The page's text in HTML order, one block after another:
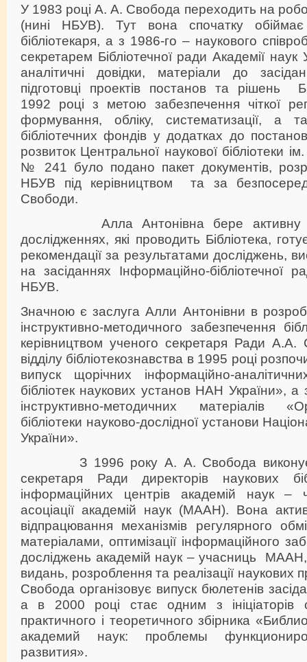
У 1983 році А. А. Свобода переходить на
(нині НБУВ). Тут вона спочатку обіймає
бібліотекаря, а з 1986-го – наукового
секретарем Бібліотечної ради Академії наук
аналітичні довідки, матеріали до
підготовці проектів постанов та рішень
1992 році з метою забезпечення чіткої
формування, обліку, систематизації, а
бібліотечних фондів у додатках до
розвиток Центральної наукової бібліотеки
№ 241 було подано пакет документів,
НБУВ під керівництвом та за
Свободи.
Алла Антонівна бере активну
дослідженнях, які проводить Бібліотека,
рекомендації за результатами досліджень,
на засіданнях Інформаційно-бібліотечної
НБУВ.
Значною є заслуга Алли Антонівни в
інструктивно-методичного забезпечення
керівництвом ученого секретаря Ради А.А.
відділу бібліотекознавства в 1995 році
випуск щорічних інформаційно-
бібліотек наукових установ НАН України», а
інструктивно-методичних матеріалів
бібліотеки науково-дослідної установи
України».
З 1996 року А. А. Свобода виконує
секретаря Ради директорів наукових
інформаційних центрів академій наук –
асоціації академій наук (МААН). Вона
відпрацювання механізмів регулярного
матеріалами, оптимізації інформаційного
досліджень академій наук – учасниць МААН,
видань, розроблення та реалізації наукових
Свобода організовує випуск бюлетенів
а в 2000 році стає одним з ініціаторів
практичного і теоретичного збірника
академий наук: проблемы
развития».